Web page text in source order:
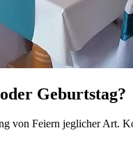
Geburtstag?
von Feiern jeglicher Art.